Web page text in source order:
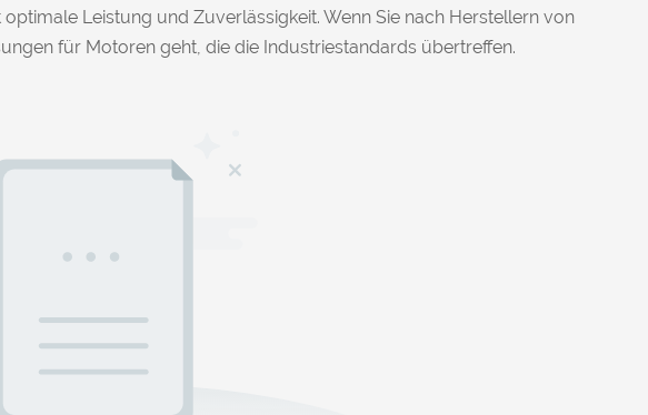
Leistung und Zuverlässigkeit. Wenn Sie nach Herstellern von
für Motoren geht, die die Industriestandards übertreffen.